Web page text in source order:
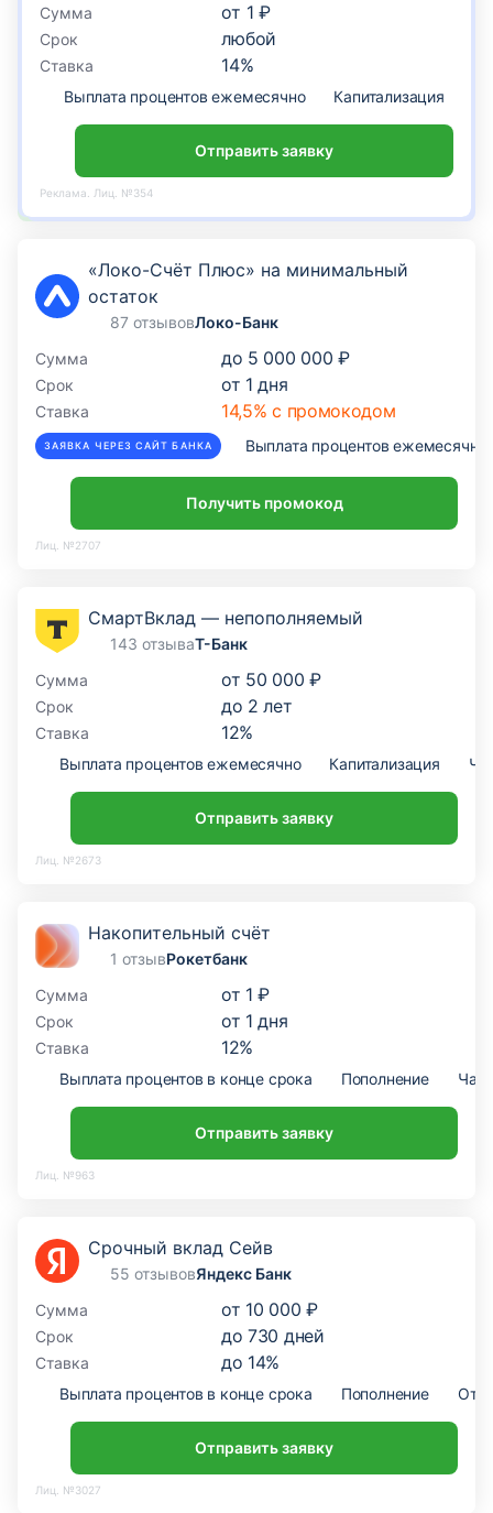
Сумма
от 1 ₽
Срок любой
Ставка 14%
Выплата процентов ежемесячно Капитализация
Отправить заявку
Реклама. Лиц. №354
«Локо-Счёт Плюс» на минимальный
остаток
87 отзывовЛоко-Банк
Сумма
до 5 000 000 ₽
Срок от 1 дня
Ставка 14,5% с промокодом
ЗАЯВКА ЧЕРЕЗ САЙТ БАНКА Выплата процентов ежемесячно
Получить промокод
Лиц. №2707
СмартВклад — непополняемый
143 отзываТ-Банк
Сумма
от 50 000 ₽
Срок до 2 лет
Ставка 12%
Выплата процентов ежемесячно Капитализация
Отправить заявку
Лиц. №2673
Накопительный счёт
1 отзывРокетбанк
Сумма
от 1 ₽
Срок от 1 дня
Ставка 12%
Выплата процентов в конце срока Пополнение
Отправить заявку
Лиц. №963
Срочный вклад Сейв
55 отзывовЯндекс Банк
Сумма
от 10 000 ₽
Срок до730 дней
Ставка до 14%
Выплата процентов в конце срока Пополнение
Отправить заявку
Лиц. №3027